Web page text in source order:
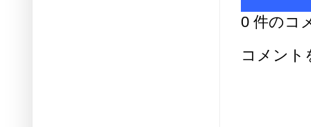
0 件のコ
コメント